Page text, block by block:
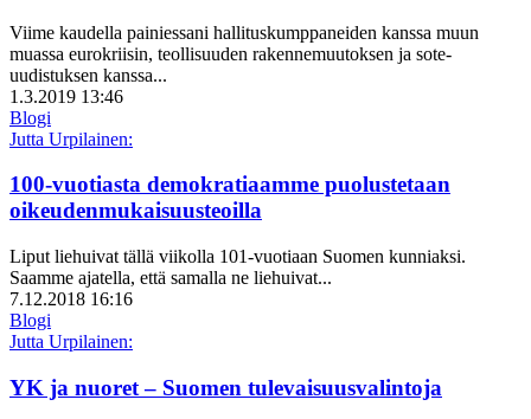
Viime kaudella painiessani hallituskumppaneiden kanssa muun
muassa eurokriisin, teollisuuden rakennemuutoksen ja sote-
uudistuksen kanssa...
1.3.2019 13:46
Blogi
Jutta Urpilainen:
100-vuotiasta demokratiaamme puolustetaan
oikeudenmukaisuusteoilla
Liput liehuivat tällä viikolla 101-vuotiaan Suomen kunniaksi.
Saamme ajatella, että samalla ne liehuivat...
7.12.2018 16:16
Blogi
Jutta Urpilainen:
YK ja nuoret – Suomen tulevaisuusvalintoja